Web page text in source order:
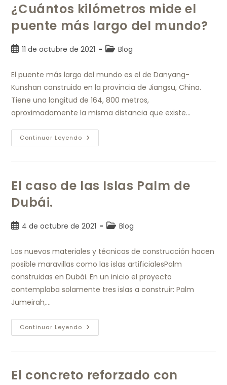
¿Cuántos kilómetros mide el
puente más largo del mundo?
11 de octubre de 2021 Blog
El puente más largo del mundo es el de Danyang-
Kunshan construido en la provincia de Jiangsu, China.
Tiene una longitud de 164, 800 metros,
aproximadamente la misma distancia que existe…
Continuar Leyendo
El caso de las Islas Palm de
Dubái.
4 de octubre de 2021 Blog
Los nuevos materiales y técnicas de construcción hacen
posible maravillas como las islas artificialesPalm
construidas en Dubái. En un inicio el proyecto
contemplaba solamente tres islas a construir: Palm
Jumeirah,…
Continuar Leyendo
El concreto reforzado con